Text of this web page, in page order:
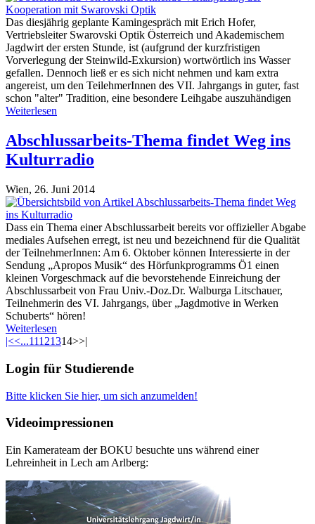
Das diesjährig geplante Kamingespräch mit Erich Hofer,
Vertriebsleiter Swarovski Optik Österreich und Akademischem
Jagdwirt der ersten Stunde, ist (aufgrund der kurzfristigen
Vorverlegung der Steinwild-Exkursion) wortwörtlich ins Wasser
gefallen. Dennoch ließ er es sich nicht nehmen und kam extra
angereist, um den TeilehmerInnen des VII. Jahrgangs in guter, fast
schon "alter" Tradition, eine besondere Leihgabe auszuhändigen
Weiterlesen
Abschlussarbeits-Thema findet Weg ins
Kulturradio
Wien, 26. Juni 2014
Dass ein Thema einer Abschlussarbeit bereits vor offizieller Abgabe
mediales Aufsehen erregt, ist neu und bezeichnend für die Qualität
der TeilnehmerInnen: Am 6. Oktober können Interessierte in der
Sendung „Apropos Musik“ des Hörfunkprogramms Ö1 einen
kleinen Vorgeschmack auf die bevorstehende Einreichung der
Abschlussarbeit von Frau Univ.-Doz.Dr. Walburga Litschauer,
Teilnehmerin des VI. Jahrgangs, über „Jagdmotive in Werken
Schuberts“ hören!
Weiterlesen
|<<...11121314>>|
Login für Studierende
Bitte klicken Sie hier, um sich anzumelden!
Videoimpressionen
Ein Kamerateam der BOKU besuchte uns während einer
Lehreinheit in Lech am Arlberg: